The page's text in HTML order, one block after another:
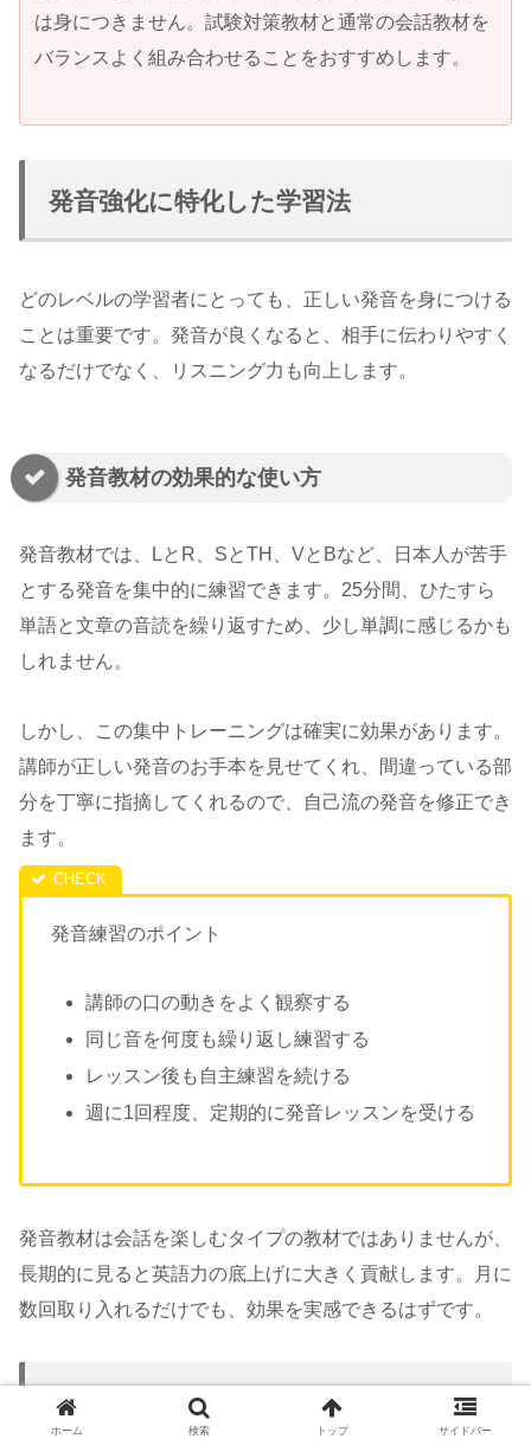
は身につきません。試験対策教材と通常の会話教材を
バランスよく組み合わせることをおすすめします。
発音強化に特化した学習法
どのレベルの学習者にとっても、正しい発音を身につける
ことは重要です。発音が良くなると、相手に伝わりやすく
なるだけでなく、リスニング力も向上します。
発音教材の効果的な使い方
発音教材では、LとR、SとTH、VとBなど、日本人が苦手
とする発音を集中的に練習できます。25分間、ひたすら
単語と文章の音読を繰り返すため、少し単調に感じるかも
しれません。
しかし、この集中トレーニングは確実に効果があります。
講師が正しい発音のお手本を見せてくれ、間違っている部
分を丁寧に指摘してくれるので、自己流の発音を修正でき
ます。
発音練習のポイント
講師の口の動きをよく観察する
同じ音を何度も繰り返し練習する
レッスン後も自主練習を続ける
週に1回程度、定期的に発音レッスンを受ける
発音教材は会話を楽しむタイプの教材ではありませんが、
長期的に見ると英語力の底上げに大きく貢献します。月に
数回取り入れるだけでも、効果を実感できるはずです。
瞬間英作文で英語回路を作る
ホーム 検索 トップ サイドバー